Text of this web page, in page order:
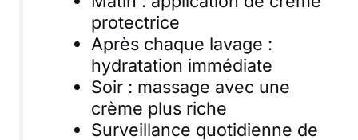
protectrice
Après chaque lavage :
hydratation immédiate
Soir : massage avec une
crème plus riche
Surveillance quotidienne de